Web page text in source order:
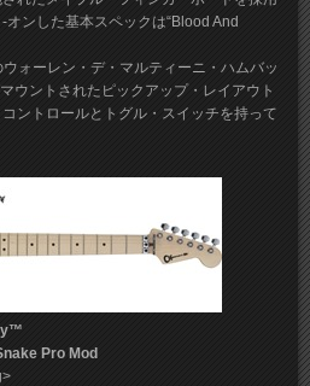
ンした基本スペックは“Blood And
ォーレン・デ・マルティーニ・ハムバッ
ウントされたピックアップ・レイアウト
ントロールとトグル・スイッチを持って
Pro Mod